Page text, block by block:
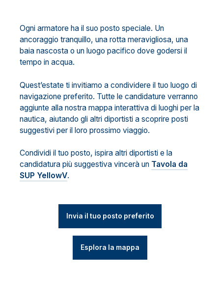
Ogni armatore ha il suo posto speciale. Un
ancoraggio tranquillo, una rotta meravigliosa, una
baia nascosta o un luogo pacifico dove godersi il
tempo in acqua.
Quest’estate ti invitiamo a condividere il tuo luogo di
navigazione preferito. Tutte le candidature verranno
aggiunte alla nostra mappa interattiva di luoghi per la
nautica, aiutando gli altri diportisti a scoprire posti
suggestivi per il loro prossimo viaggio.
Condividi il tuo posto, ispira altri diportisti e la
candidatura più suggestiva vincerà un Tavola da
SUP YellowV.
Invia il tuo posto preferito
Esplora la mappa